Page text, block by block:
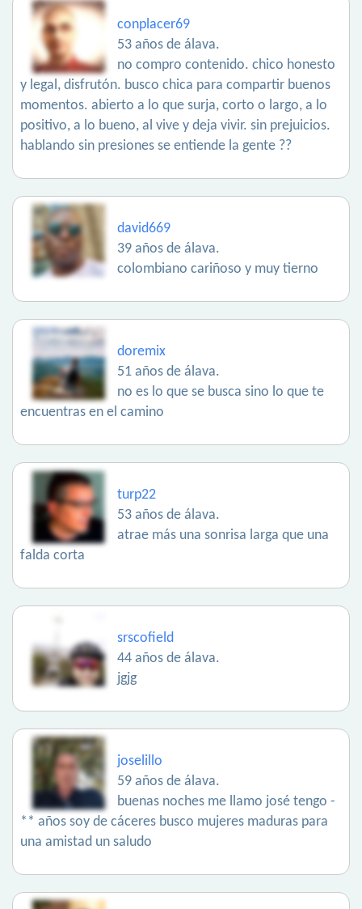
conplacer69
53 años de álava.
no compro contenido. chico honesto
y legal, disfrutón. busco chica para compartir buenos
momentos. abierto a lo que surja, corto o largo, a lo
positivo, a lo bueno, al vive y deja vivir. sin prejuicios.
hablando sin presiones se entiende la gente ??
david669
39 años de álava.
colombiano cariñoso y muy tierno
doremix
51 años de álava.
no es lo que se busca sino lo que te
encuentras en el camino
turp22
53 años de álava.
atrae más una sonrisa larga que una
falda corta
srscofield
44 años de álava.
jgjg
joselillo
59 años de álava.
buenas noches me llamo josé tengo -
** años soy de cáceres busco mujeres maduras para
una amistad un saludo